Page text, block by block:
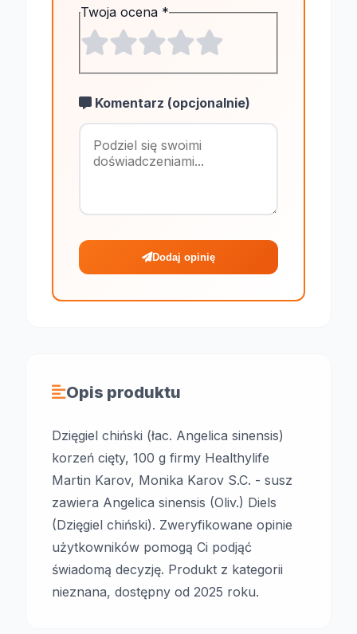
Twoja ocena *
Komentarz (opcjonalnie)
Maksymalnie
Dodaj opinię
Opis produktu
Dzięgiel chiński (łac. Angelica sinensis)
korzeń cięty, 100 g firmy Healthylife
Martin Karov, Monika Karov S.C. - susz
zawiera Angelica sinensis (Oliv.) Diels
(Dzięgiel chiński). Zweryfikowane opinie
użytkowników pomogą Ci podjąć
świadomą decyzję. Produkt z kategorii
nieznana, dostępny od 2025 roku.